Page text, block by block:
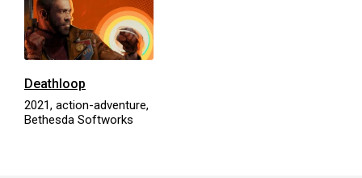
Deathloop
2021, action-adventure,
Bethesda Softworks